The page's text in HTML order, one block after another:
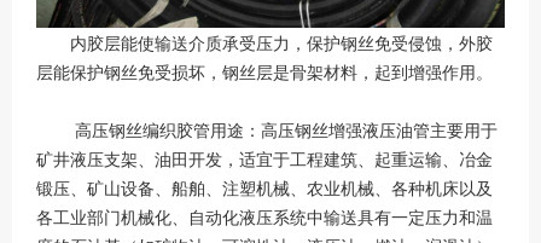
内胶层能使输送介质承受压力，保护钢丝免受侵蚀，外胶
层能保护钢丝免受损坏，钢丝层是骨架材料，起到增强作用。
高压钢丝编织胶管用途：高压钢丝增强液压油管主要用于
矿井液压支架、油田开发，适宜于工程建筑、起重运输、冶金
锻压、矿山设备、船舶、注塑机械、农业机械、各种机床以及
各工业部门机械化、自动化液压系统中输送具有一定压力和温